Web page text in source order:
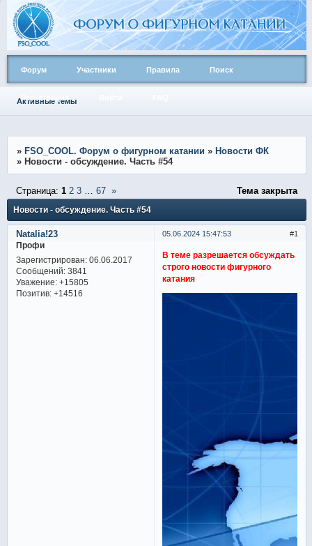
Форум Участники Правила Поиск
Активные темы
» FSO_COOL. Форум о фигурном катании » Новости ФК
» Новости - обсуждение. Часть #54
Новости - обсуждение. Часть #54
Страница: 1 2 3 67 » Тема закрыта
1
05.06.2024 15:47:53
Natalia!23
Профи
Зарегистрирован: 06.06.2017
Сообщений:3841
Уважение: +15805
Позитив: +14516
В теме разрешается обсуждать
строго новости фигурного
катания